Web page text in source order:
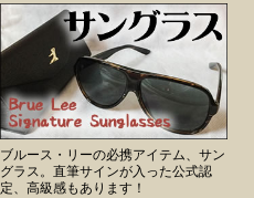
ブルース・リーの必携アイテム、サン
グラス。直筆サインが入った公式認
定、高級感もあります！